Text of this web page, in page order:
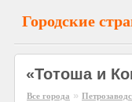
Городские
«Тотоша и
Все города »